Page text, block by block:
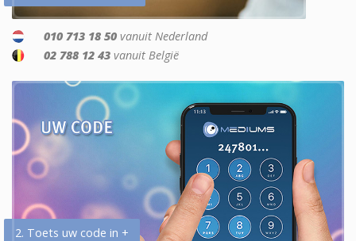
010 713 18 50 vanuit Nederland
02 788 12 43 vanuit België
2. Toets uw code in +